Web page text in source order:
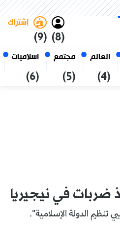
العالم
(4)
مجتمع
(5)
اسلاميات
(6)
(8)
إشتراك
(9)
الجزائر
ضربات في نيجيريا
تنظيم الدولة الإسلامية".